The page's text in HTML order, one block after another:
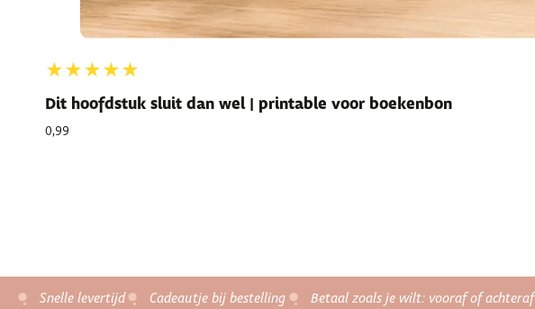
★★★★★
Dit hoofdstuk sluit dan wel | printable voor boekenbon
0,99
Snelle levertijd Cadeautje bij bestelling Betaal zoals je wilt: vooraf of achteraf